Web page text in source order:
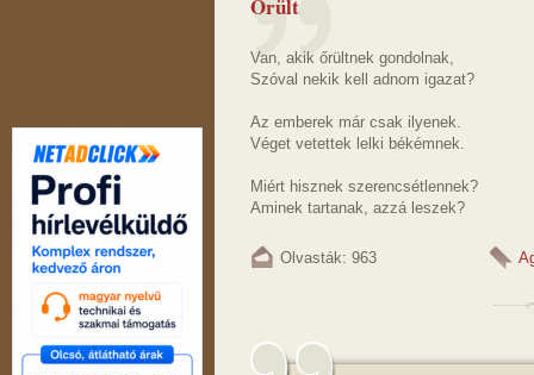
Őrült
Van, akik őrültnek gondolnak,
Szóval nekik kell adnom igazat?
Az emberek már csak ilyenek.
Véget vetettek lelki békémnek.
Miért hisznek szerencsétlennek?
Aminek tartanak, azzá leszek?
Olvasták: 963